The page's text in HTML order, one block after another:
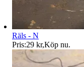
Räls - N
Pris:29 kr,Köp nu.